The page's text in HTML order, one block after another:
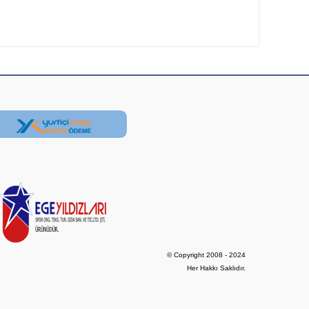
© Copyright 2008 - 2024
Her Hakkı Saklıdır.